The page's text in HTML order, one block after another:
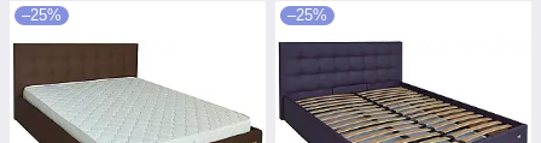
–25% –25%